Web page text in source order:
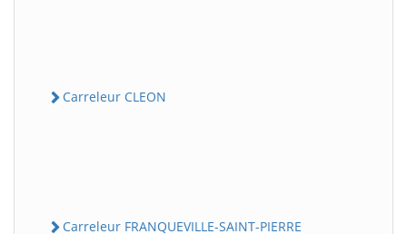
Carreleur CLEON
Carreleur FRANQUEVILLE-SAINT-PIERRE